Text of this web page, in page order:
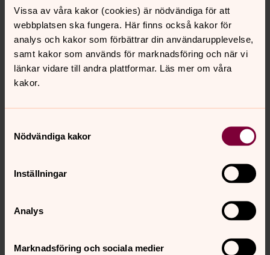
Vissa av våra kakor (cookies) är nödvändiga för att
webbplatsen ska fungera. Här finns också kakor för
analys och kakor som förbättrar din användarupplevelse,
samt kakor som används för marknadsföring och när vi
länkar vidare till andra plattformar. Läs mer om våra
kakor.
Nödvändiga kakor
Inställningar
Analys
Marknadsföring och sociala medier
design.
Detta uppdrag har varit mycket hedersamt för mig. Lång
tid har lagts på idéarbetet för att syfte, design och bruk
ska gå hand i hand och därmed ge er ett föremål som
kan skänka glädje till församlingen under lång tid
framöver. Jag har fått god tid på mig och det har
kommer finnas med lång tid framöver är otroligt
tillfredställande.
Stort tack till er och hoppas kannan får många fina
tillfällen!